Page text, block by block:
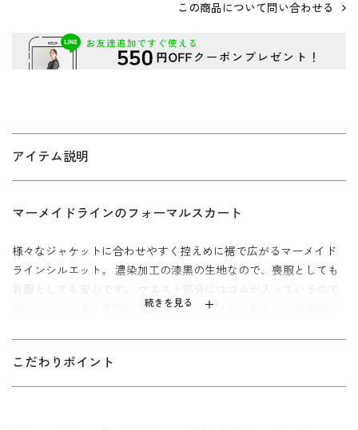
この商品について問い合わせる
アイテム説明
続きを見る
マーメイドラインのフォーマルスカート
様々なジャケットに合わせやすく控えめに裾で広がるマーメイド
ラインシルエット。 濃染加工の漆黒の生地なので、喪服としても
礼服としても安心です。 ウエスト部分にはゴムが入っているので
伸びがあり、楽に着用ができます。 ゴムは切り替えの生地内側に
ジャケット(3410852
こだわりポイント